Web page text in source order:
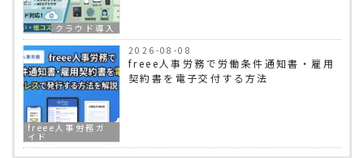
クラウド導入
freee人事労務ガ
イド
2026-08-08
freee人事労務で労働条件通知書・雇用
契約書を電子交付する方法